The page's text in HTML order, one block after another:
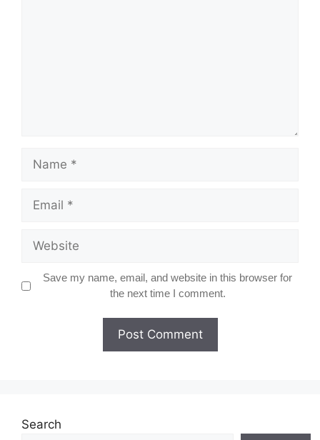
Name
Email
Website
Save my name, email, and website in this browser for
the next time I comment.
Search